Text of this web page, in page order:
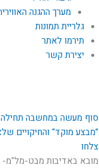
מערך ההגנה
גלריית תמונות
תירמו לאתר
יצירת קשר
סוף מעשה במחשבה
”מבצע מוקד“ והחיקויים
צלחו
מובא באדיבות מבט-מל"מ-